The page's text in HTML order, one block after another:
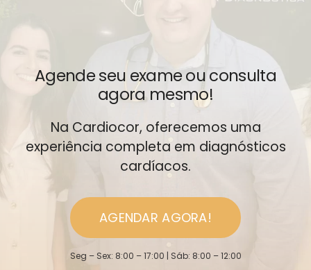
Agende seu exame ou consulta
agora mesmo!
Na Cardiocor, oferecemos uma
experiência completa em diagnósticos
cardíacos.
AGENDAR AGORA!
Seg – Sex: 8:00 – 17:00 | Sáb: 8:00 – 12:00